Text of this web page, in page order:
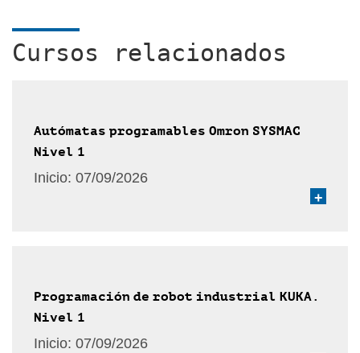
Cursos relacionados
Autómatas programables Omron SYSMAC
Nivel 1
Inicio: 07/09/2026
+
Programación de robot industrial KUKA.
Nivel 1
Inicio: 07/09/2026